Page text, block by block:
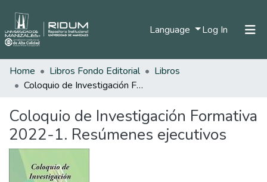
Language Log In (current)
All of DSpace
Statistics
Home Libros Fondo Editorial
Libros
Coloquio de Investigación Formativa 2022-1. Resúmenes ejecutivos
Coloquio de Investigación Formativa
2022-1. Resúmenes ejecutivos